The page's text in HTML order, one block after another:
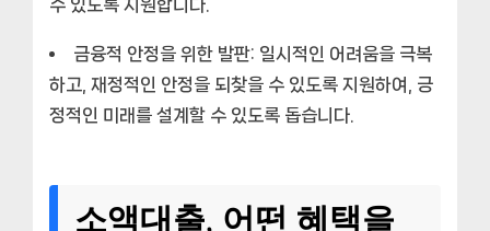
수 있도록 지원합니다.
금융적 안정을 위한 발판: 일시적인 어려움을 극복
하고, 재정적인 안정을 되찾을 수 있도록 지원하여, 긍
정적인 미래를 설계할 수 있도록 돕습니다.
소액대출, 어떤 혜택을